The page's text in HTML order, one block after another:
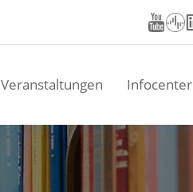
Veranstaltungen Infocenter